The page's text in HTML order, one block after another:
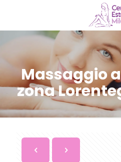
Massaggio
zona